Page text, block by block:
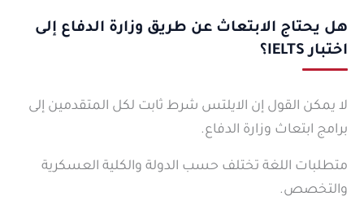
هل يحتاج الابتعاث عن طريق وزارة الدفاع إلى
اختبار IELTS؟
لا يمكن القول إن الايلتس شرط ثابت لكل المتقدمين إلى
برامج ابتعاث وزارة الدفاع.
متطلبات اللغة تختلف حسب الدولة والكلية العسكرية
والتخصص.